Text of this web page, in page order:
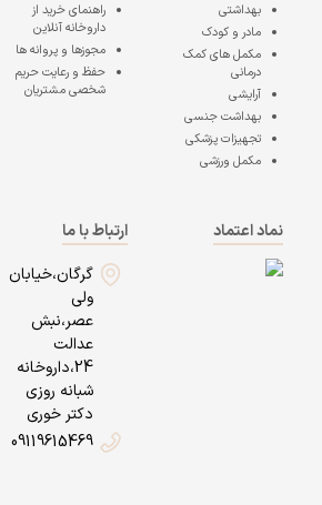
بهداشتی
مادر و کودک
مکمل های کمک
درمانی
آرایشی
بهداشت جنسی
تجهیزات پزشکی
مکمل ورزشی
راهنمای خرید از
داروخانه آنلاین
مجوزها و پروانه ها
حفظ و رعایت حریم
شخصی مشتریان
نماد اعتماد
ارتباط با ما
گرگان،خیابان
ولی
عصر،نبش
عدالت
24،داروخانه
شبانه روزی
دکتر خوری
09119615469